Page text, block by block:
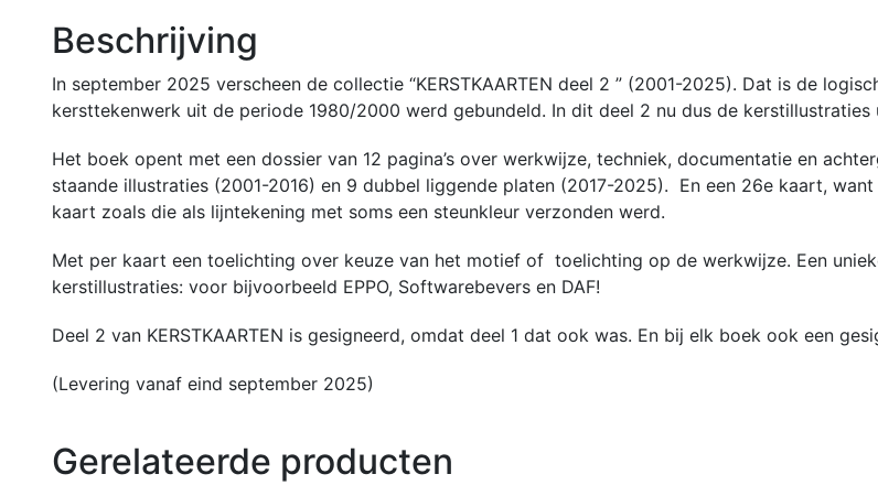
Beschrijving
In september 2025 verscheen de collectie “KERSTKAARTEN deel 2 ” (2001-2025). Dat is de
kersttekenwerk uit de periode 1980/2000 werd gebundeld. In dit deel 2 nu dus de
Het boek opent met een dossier van 12 pagina’s over werkwijze, techniek, documentatie en
staande illustraties (2001-2016) en 9 dubbel liggende platen (2017-2025). En een 26e kaart,
kaart zoals die als lijntekening met soms een steunkleur verzonden werd.
Met per kaart een toelichting over keuze van het motief of toelichting op de werkwijze. Een
kerstillustraties: voor bijvoorbeeld EPPO, Softwarebevers en DAF!
Deel 2 van KERSTKAARTEN is gesigneerd, omdat deel 1 dat ook was. En bij elk boek ook een
(Levering vanaf eind september 2025)
Gerelateerde producten